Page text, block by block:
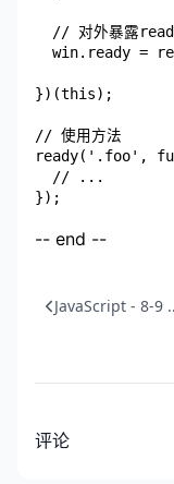
// 对外暴露
win.ready =
})(this);
// 使用方法
ready('.foo',
  // ...
-- end --
JavaScript - 8-9
评论